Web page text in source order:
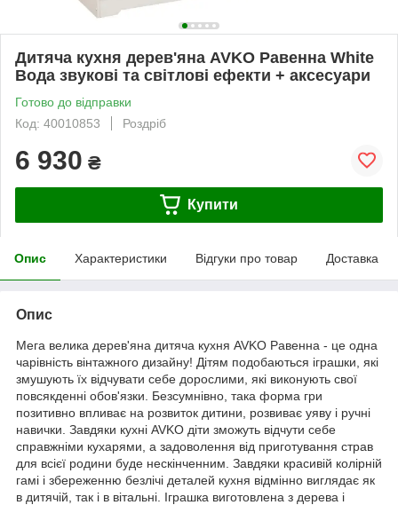
Дитяча кухня дерев'яна AVKO Равенна White
Вода звукові та світлові ефекти + аксесуари
Готово до відправки
Код: 40010853
Роздріб
6 930 ₴
Купити
Опис Характеристики Відгуки про товар Доставка
Опис
Мега велика дерев'яна дитяча кухня AVKO Равенна - це одна
чарівність вінтажного дизайну! Дітям подобаються іграшки, які
змушують їх відчувати себе дорослими, які виконують свої
повсякденні обов'язки. Безсумнівно, така форма гри
позитивно впливає на розвиток дитини, розвиває уяву і ручні
навички. Завдяки кухні AVKO діти зможуть відчути себе
справжніми кухарями, а задоволення від приготування страв
для всієї родини буде нескінченним. Завдяки красивій колірній
гамі і збереженню безлічі деталей кухня відмінно виглядає як
в дитячій, так і в вітальні. Іграшка виготовлена ​​з дерева і